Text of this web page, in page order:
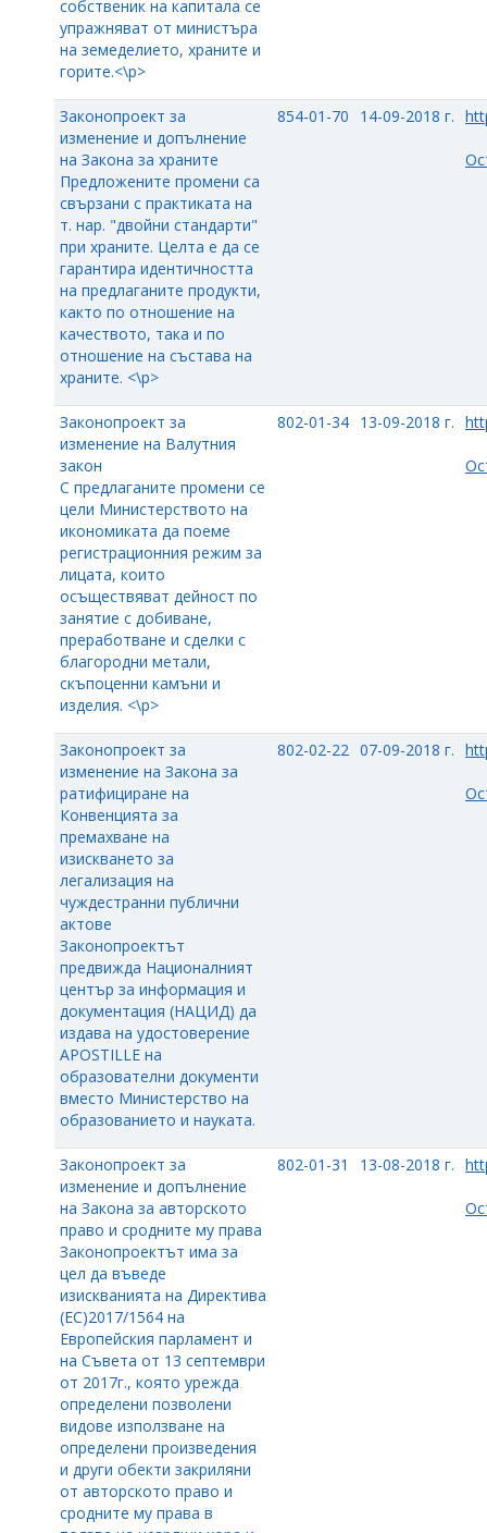
собственик на капитала се
упражняват от министъра
на земеделието, храните и
горите.<\p>
Законопроект за
изменение и допълнение
на Закона за храните
Предложените промени са
свързани с практиката на
т. нар. "двойни стандарти"
при храните. Целта е да се
гарантира идентичността
на предлаганите продукти,
както по отношение на
качеството, така и по
отношение на състава на
храните. <\p>
854-01-70 14-09-2018 г.
Законопроект за
изменение на Валутния
закон
С предлаганите промени се
цели Министерството на
икономиката да поеме
регистрационния режим за
лицата, които
осъществяват дейност по
занятие с добиване,
преработване и сделки с
благородни метали,
скъпоценни камъни и
изделия. <\p>
802-01-34 13-09-2018 г.
Законопроект за
изменение на Закона за
ратифициране на
Конвенцията за
премахване на
изискването за
легализация на
чуждестранни публични
актове
Законопроектът
предвижда Националният
център за информация и
документация (НАЦИД) да
издава на удостоверение
APOSTILLE на
образователни документи
вместо Министерство на
образованието и науката.
802-02-22 07-09-2018 г.
Законопроект за
изменение и допълнение
на Закона за авторското
право и сродните му права
Законопроектът има за
цел да въведе
изискванията на Директива
(ЕС)2017/1564 на
Европейския парламент и
на Съвета от 13 септември
от 2017г., която урежда
определени позволени
видове използване на
определени произведения
и други обекти закриляни
от авторското право и
сродните му права в
802-01-31 13-08-2018 г.